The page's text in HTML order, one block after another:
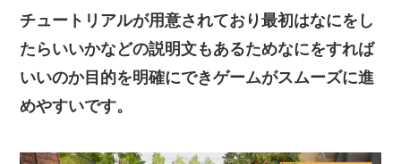
チュートリアルが用意されており最初はなにをし
たらいいかなどの説明文もあるためなにをすれば
いいのか目的を明確にできゲームがスムーズに進
めやすいです。